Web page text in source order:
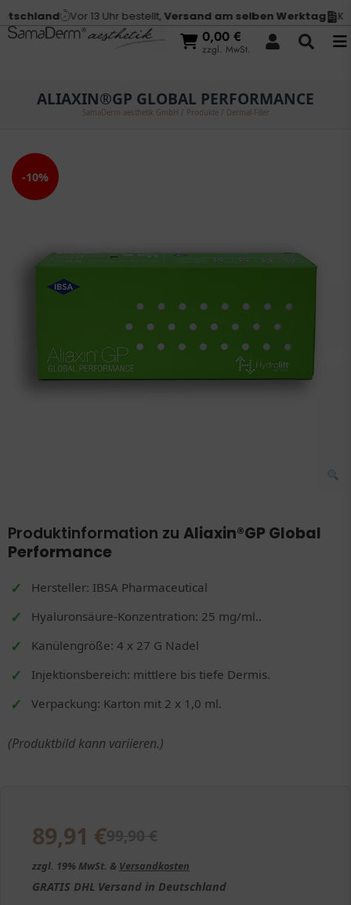
Vor 13 Uhr bestellt,Versand am selben Werktag
0,00 €
zzgl. MwSt.
ALIAXIN®GP GLOBAL PERFORMANCE
SamaDerm aesthetik GmbH Produkte/ Dermal-Filler
-10%
Produktinformation zu Aliaxin®GP Global
Performance
Hersteller: IBSA Pharmaceutical
Hyaluronsäure-Konzentration: 25 mg/ml..
Kanülengröße: 4 x 27 G Nadel
Injektionsbereich: mittlere bis tiefe Dermis.
Verpackung: Karton mit 2 x 1,0 ml.
(Produktbild kann variieren.)
89,91 €
zzgl. 19% MwSt. & Versandkosten
GRATIS DHL Versand in Deutschland